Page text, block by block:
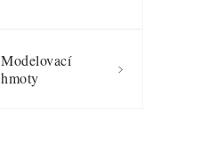
Modelovací
hmoty